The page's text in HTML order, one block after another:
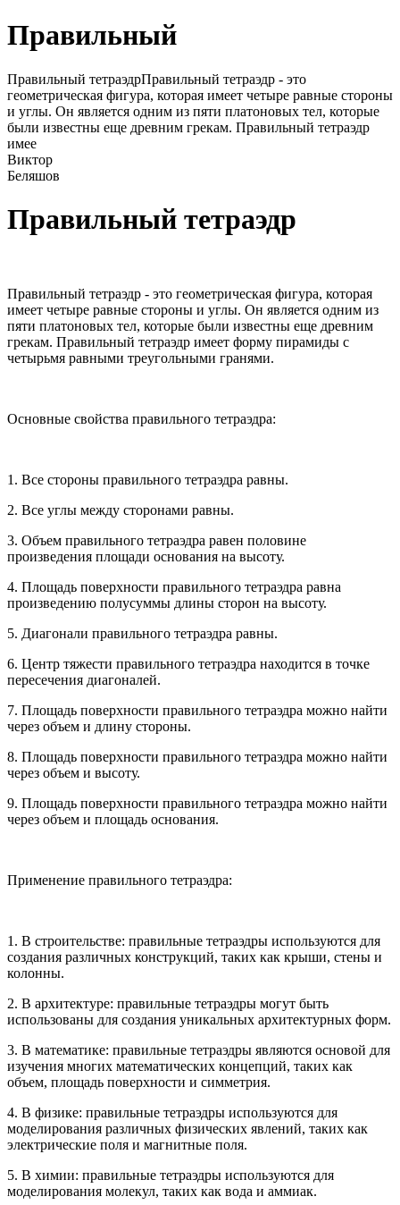
Правильный
Правильный тетраэдрПравильный тетраэдр - это
геометрическая фигура, которая имеет четыре равные стороны
и углы. Он является одним из пяти платоновых тел, которые
были известны еще древним грекам. Правильный тетраэдр
имее
Виктор
Беляшов
Правильный тетраэдр
Правильный тетраэдр - это геометрическая фигура, которая
имеет четыре равные стороны и углы. Он является одним из
пяти платоновых тел, которые были известны еще древним
грекам. Правильный тетраэдр имеет форму пирамиды с
четырьмя равными треугольными гранями.
Основные свойства правильного тетраэдра:
1. Все стороны правильного тетраэдра равны.
2. Все углы между сторонами равны.
3. Объем правильного тетраэдра равен половине
произведения площади основания на высоту.
4. Площадь поверхности правильного тетраэдра равна
произведению полусуммы длины сторон на высоту.
5. Диагонали правильного тетраэдра равны.
6. Центр тяжести правильного тетраэдра находится в точке
пересечения диагоналей.
7. Площадь поверхности правильного тетраэдра можно найти
через объем и длину стороны.
8. Площадь поверхности правильного тетраэдра можно найти
через объем и высоту.
9. Площадь поверхности правильного тетраэдра можно найти
через объем и площадь основания.
Применение правильного тетраэдра:
1. В строительстве: правильные тетраэдры используются для
создания различных конструкций, таких как крыши, стены и
колонны.
2. В архитектуре: правильные тетраэдры могут быть
использованы для создания уникальных архитектурных форм.
3. В математике: правильные тетраэдры являются основой для
изучения многих математических концепций, таких как
объем, площадь поверхности и симметрия.
4. В физике: правильные тетраэдры используются для
моделирования различных физических явлений, таких как
электрические поля и магнитные поля.
5. В химии: правильные тетраэдры используются для
моделирования молекул, таких как вода и аммиак.